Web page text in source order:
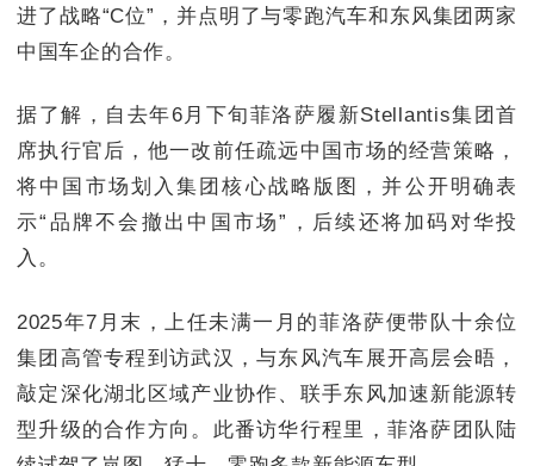
进了战略“C位”，并点明了与零跑汽车和东风集团两家
中国车企的合作。
据了解，自去年6月下旬菲洛萨履新Stellantis集团首
席执行官后，他一改前任疏远中国市场的经营策略，
将中国市场划入集团核心战略版图，并公开明确表
示“品牌不会撤出中国市场”，后续还将加码对华投
入。
2025年7月末，上任未满一月的菲洛萨便带队十余位
集团高管专程到访武汉，与东风汽车展开高层会晤，
敲定深化湖北区域产业协作、联手东风加速新能源转
型升级的合作方向。此番访华行程里，菲洛萨团队陆